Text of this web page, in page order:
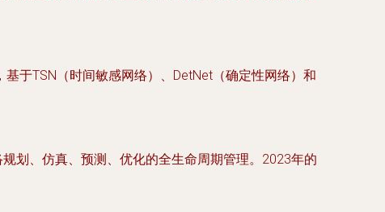
于TSN（时间敏感网络）、DetNet（确定性网络）和
划、仿真、预测、优化的全生命周期管理。2023年的